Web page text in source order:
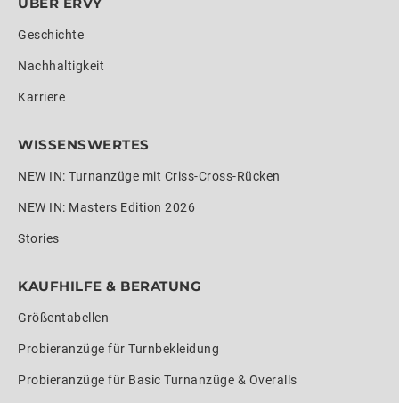
Geschichte
Nachhaltigkeit
Karriere
WISSENSWERTES
NEW IN: Turnanzüge mit Criss-Cross-Rücken
NEW IN: Masters Edition 2026
Stories
KAUFHILFE & BERATUNG
Größentabellen
Probieranzüge für Turnbekleidung
Probieranzüge für Basic Turnanzüge & Overalls